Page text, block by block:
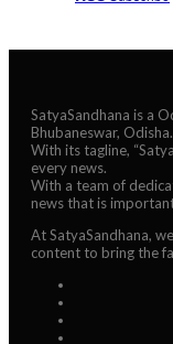
SatyaSandhana is a
Bhubaneswar, Odisha.
With its tagline,
every news.
With a team of
news that is
At SatyaSandhana,
content to bring the